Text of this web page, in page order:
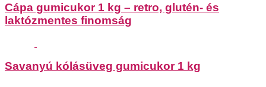
Cápa gumicukor 1 kg – retro, glutén- és
laktózmentes finomság
Savanyú kólásüveg gumicukor 1 kg